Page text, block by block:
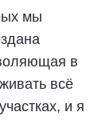
мы
в
всё
и я